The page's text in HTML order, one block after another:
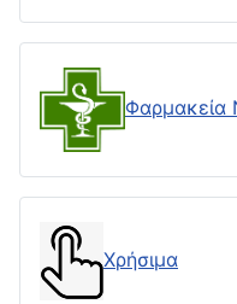
Φαρμακεία
Χρήσιμα